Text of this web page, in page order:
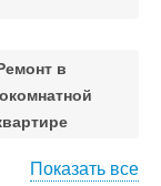
в
Показать все